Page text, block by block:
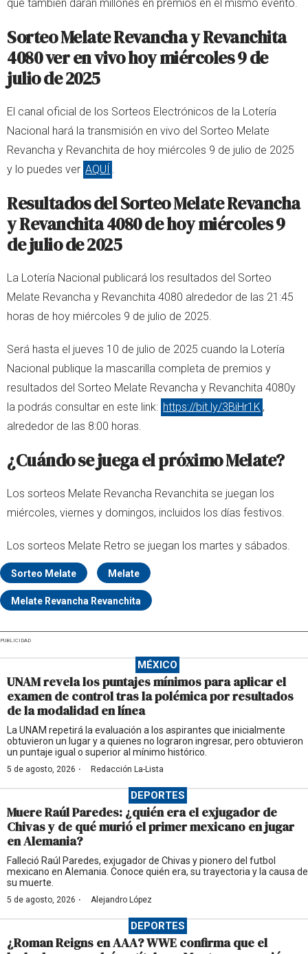
que también darán millones en premios en el mismo evento.
Sorteo Melate Revancha y Revanchita
4080 ver en vivo hoy miércoles 9 de
julio de 2025
El canal oficial de los Sorteos Electrónicos de la Lotería
Nacional hará la transmisión en vivo del Sorteo Melate
Revancha y Revanchita de hoy miércoles 9 de julio de 2025
y lo puedes ver AQUÍ .
Resultados del Sorteo Melate Revancha
y Revanchita 4080 de hoy miércoles 9
de julio de 2025
La Lotería Nacional publicará los resultados del Sorteo
Melate Revancha y Revanchita 4080 alrededor de las 21:45
horas de hoy miércoles 9 de julio de 2025.
Será hasta el jueves 10 de julio de 2025 cuando la Lotería
Nacional publique la mascarilla completa de premios y
resultados del Sorteo Melate Revancha y Revanchita 4080y
la podrás consultar en este link: https://bit.ly/3BiHr1K ,
alrededor de las 8:00 horas.
¿Cuándo se juega el próximo Melate?
Los sorteos Melate Revancha Revanchita se juegan los
miércoles, viernes y domingos, incluidos los días festivos.
Los sorteos Melate Retro se juegan los martes y sábados.
Sorteo Melate Melate
Melate Revancha Revanchita
PUBLICIDAD
MÉXICO
UNAM revela los puntajes mínimos para aplicar el
examen de control tras la polémica por resultados
de la modalidad en línea
La UNAM repetirá la evaluación a los aspirantes que inicialmente
obtuvieron un lugar y a quienes no lograron ingresar, pero obtuvieron
un puntaje igual o superior al mínimo histórico.
5 de agosto, 2026 · Redacción La-Lista
DEPORTES
Muere Raúl Paredes: ¿quién era el exjugador de
Chivas y de qué murió el primer mexicano en jugar
en Alemania?
Falleció Raúl Paredes, exjugador de Chivas y pionero del futbol
mexicano en Alemania. Conoce quién era, su trayectoria y la causa de
su muerte.
5 de agosto, 2026 · Alejandro López
DEPORTES
¿Roman Reigns en AAA? WWE confirma que el